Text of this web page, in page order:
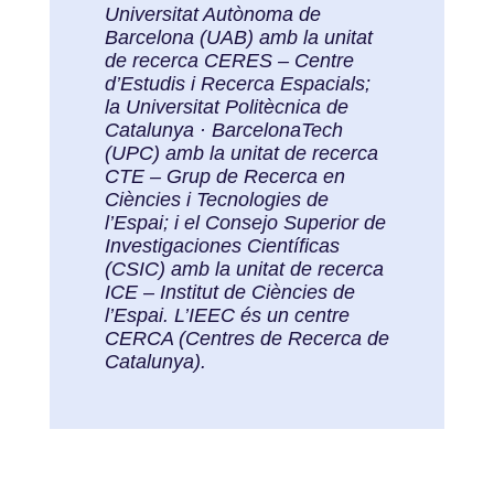
Universitat Autònoma de
Barcelona (UAB) amb la unitat
de recerca CERES – Centre
d’Estudis i Recerca Espacials;
la Universitat Politècnica de
Catalunya · BarcelonaTech
(UPC) amb la unitat de recerca
CTE – Grup de Recerca en
Ciències i Tecnologies de
l’Espai; i el Consejo Superior de
Investigaciones Científicas
(CSIC) amb la unitat de recerca
ICE – Institut de Ciències de
l’Espai. L’IEEC és un centre
CERCA (Centres de Recerca de
Catalunya).